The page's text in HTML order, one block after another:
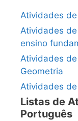
Atividades
Atividades
ensino
Atividades
Geometria
Atividades
Listas de
Português